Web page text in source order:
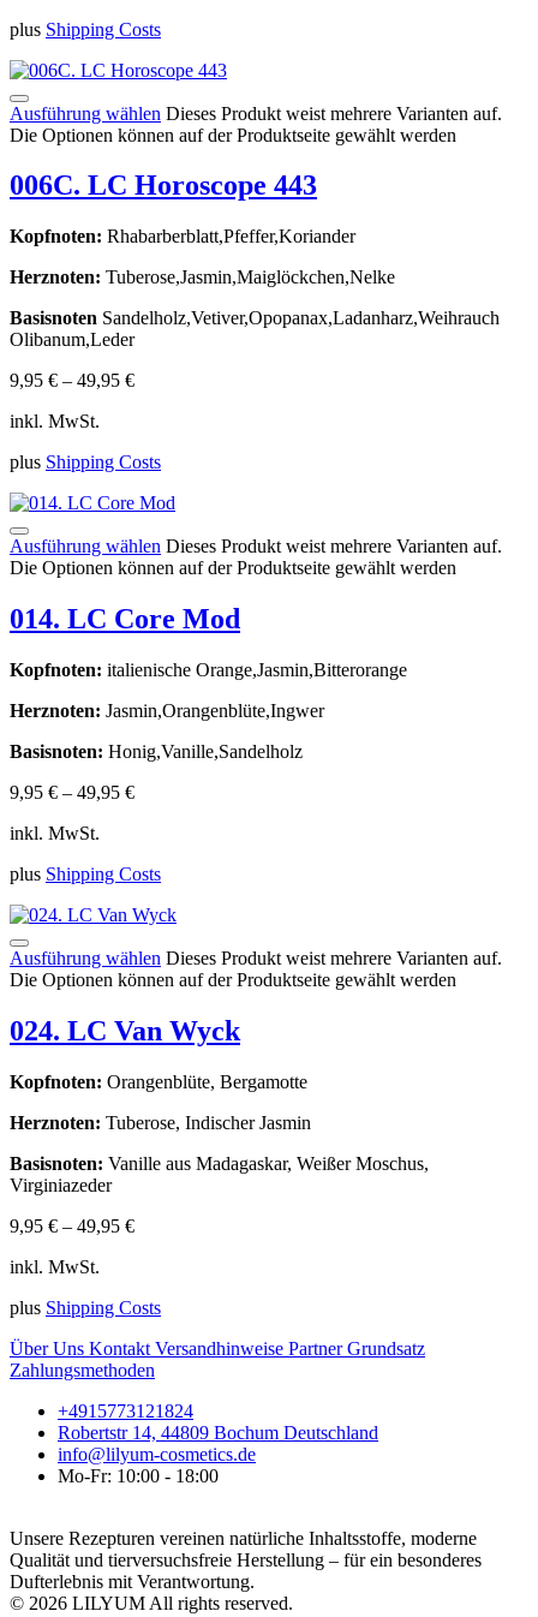
plus Shipping Costs
Ausführung wählen Dieses Produkt weist mehrere Varianten auf.
Die Optionen können auf der Produktseite gewählt werden
006C. LC Horoscope 443
Kopfnoten: Rhabarberblatt,Pfeffer,Koriander
Herznoten: Tuberose,Jasmin,Maiglöckchen,Nelke
Basisnoten Sandelholz,Vetiver,Opopanax,Ladanharz,Weihrauch
Olibanum,Leder
9,95 € – 49,95 €
inkl. MwSt.
plus Shipping Costs
Ausführung wählen Dieses Produkt weist mehrere Varianten auf.
Die Optionen können auf der Produktseite gewählt werden
014. LC Core Mod
Kopfnoten: italienische Orange,Jasmin,Bitterorange
Herznoten: Jasmin,Orangenblüte,Ingwer
Basisnoten: Honig,Vanille,Sandelholz
9,95 € – 49,95 €
inkl. MwSt.
plus Shipping Costs
Ausführung wählen Dieses Produkt weist mehrere Varianten auf.
Die Optionen können auf der Produktseite gewählt werden
024. LC Van Wyck
Kopfnoten: Orangenblüte, Bergamotte
Herznoten: Tuberose, Indischer Jasmin
Basisnoten: Vanille aus Madagaskar, Weißer Moschus,
Virginiazeder
9,95 € – 49,95 €
inkl. MwSt.
plus Shipping Costs
Über Uns Kontakt Versandhinweise PartnerGrundsatz
Zahlungsmethoden
+4915773121824
Robertstr 14, 44809 Bochum Deutschland
info@lilyum-cosmetics.de
Mo-Fr: 10:00 - 18:00
Unsere Rezepturen vereinen natürliche Inhaltsstoffe, moderne
Qualität und tierversuchsfreie Herstellung – für ein besonderes
Dufterlebnis mit Verantwortung.
© 2026 LILYUM All rights reserved.